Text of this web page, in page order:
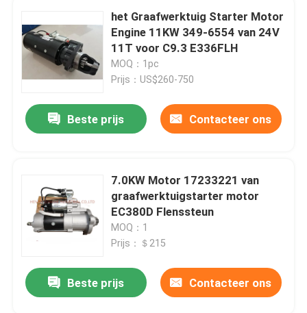
het Graafwerktuig Starter Motor
Engine 11KW 349-6554 van 24V
11T voor C9.3 E336FLH
MOQ：1pc
Prijs：US$260-750
Beste prijs Contacteer ons
7.0KW Motor 17233221 van
graafwerktuigstarter motor
EC380D Flenssteun
MOQ：1
Prijs：＄215
Beste prijs Contacteer ons